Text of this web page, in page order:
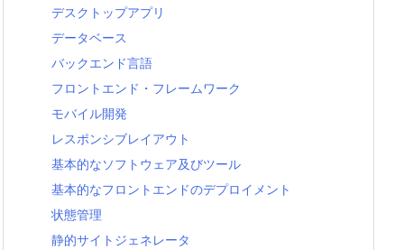
デスクトップアプリ
データベース
バックエンド言語
フロントエンド・フレームワーク
モバイル開発
レスポンシブレイアウト
基本的なソフトウェア及びツール
基本的なフロントエンドのデプロイメント
状態管理
静的サイトジェネレータ